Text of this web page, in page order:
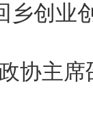
乡创业
协主